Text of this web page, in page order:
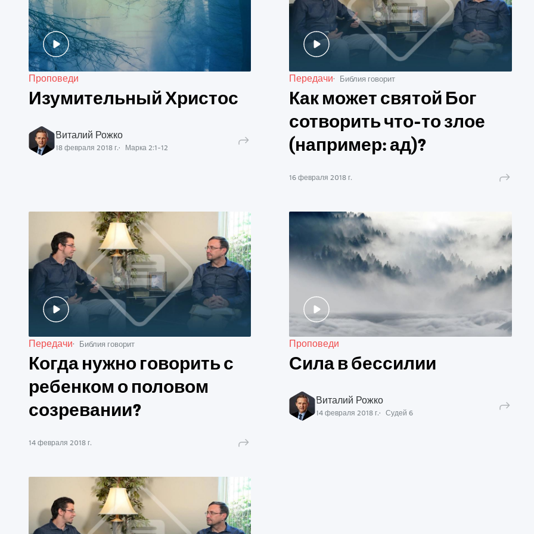
Проповеди
Изумительный Христос
Виталий Рожко
18 февраля 2018 г. Марка 2:1-12
Передачи Библия говорит
Как может святой Бог
сотворить что-то злое
(например: ад)?
16 февраля 2018 г.
Передачи Библия говорит
Когда нужно говорить с
ребенком о половом
созревании?
14 февраля 2018 г.
Проповеди
Сила в бессилии
Виталий Рожко
14 февраля 2018 г. Судей 6